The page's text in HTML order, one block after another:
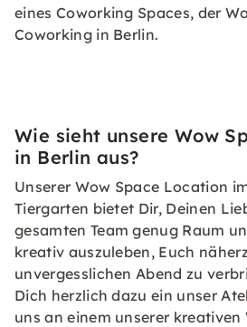
eines Coworking Spaces, der
Coworking in Berlin.
Wie sieht unsere Wow
in Berlin aus?
Unserer Wow Space Location
Tiergarten bietet Dir, Deinen
gesamten Team genug Raum
kreativ auszuleben, Euch
unvergesslichen Abend zu
Dich herzlich dazu ein unser
uns an einem unserer kreativen